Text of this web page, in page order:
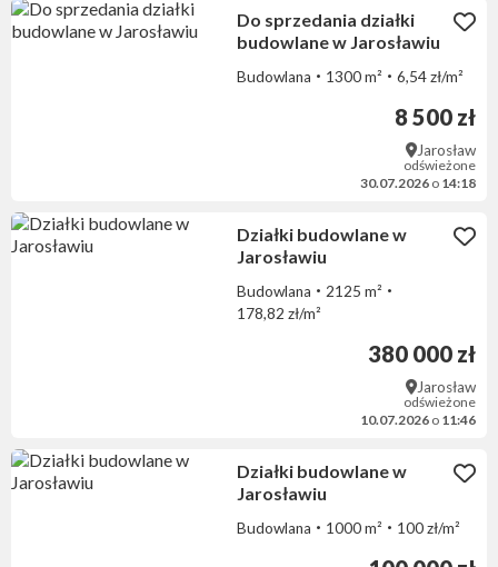
Do sprzedania działki
budowlane w Jarosławiu
Budowlana 1300 m² 6,54 zł/m²
8 500 zł
Jarosław
odświeżone
30.07.2026 o 14:18
Działki budowlane w
Jarosławiu
Budowlana
2125 m²
178,82 zł/m²
380 000 zł
Jarosław
odświeżone
10.07.2026 o 11:46
Działki budowlane w
Jarosławiu
Budowlana 1000 m² 100 zł/m²